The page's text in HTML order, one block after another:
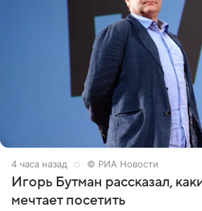
4 часа назад © РИА Новости
Игорь Бутман рассказал,
мечтает посетить